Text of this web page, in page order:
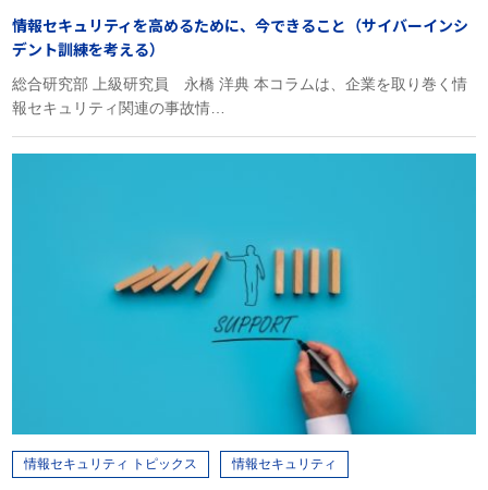
情報セキュリティを高めるために、今できること（サイバーインシ
デント訓練を考える）
総合研究部 上級研究員 永橋 洋典 本コラムは、企業を取り巻く情
報セキュリティ関連の事故情…
情報セキュリティ トピックス 情報セキュリティ